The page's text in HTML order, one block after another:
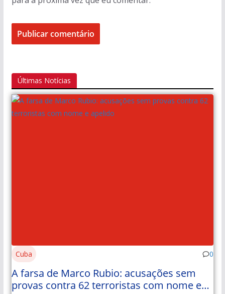
Últimas Notícias
Cuba 0
A farsa de Marco Rubio: acusações sem
provas contra 62 terroristas com nome e